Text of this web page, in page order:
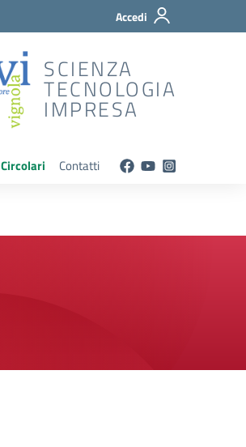
Accedi
SCIENZA
TECNOLOGIA
IMPRESA
Circolari Contatti